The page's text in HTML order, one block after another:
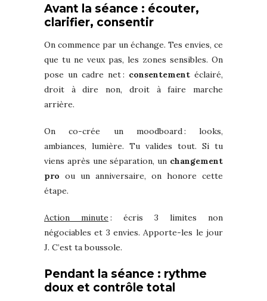
Avant la séance : écouter,
clarifier, consentir
On commence par un échange. Tes envies, ce
que tu ne veux pas, les zones sensibles. On
pose un cadre net : consentement éclairé,
droit à dire non, droit à faire marche
arrière.
On co-crée un moodboard : looks,
ambiances, lumière. Tu valides tout. Si tu
viens après une séparation, un changement
pro ou un anniversaire, on honore cette
étape.
Action minute : écris 3 limites non
négociables et 3 envies. Apporte-les le jour
J. C’est ta boussole.
Pendant la séance : rythme
doux et contrôle total